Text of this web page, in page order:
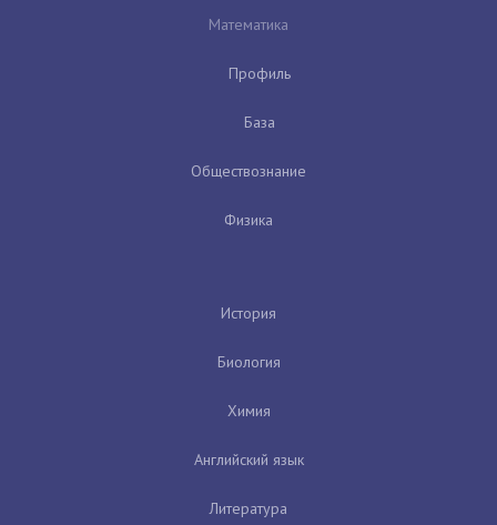
Математика
Профиль
База
Обществознание
Физика
История
Биология
Химия
Английский язык
Литература